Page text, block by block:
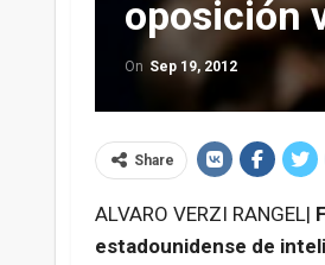
oposición
On Sep 19, 2012
Share
ALVARO VERZI RANGEL|
estadounidense de